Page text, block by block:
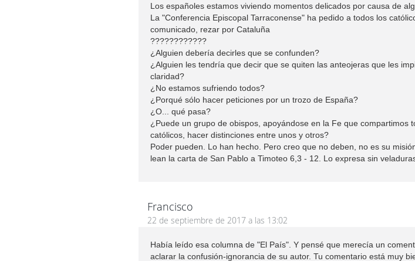
Los españoles estamos viviendo momentos delicados por causa de
La "Conferencia Episcopal Tarraconense" ha pedido a todos los
comunicado, rezar por Cataluña
????????????
¿Alguien debería decirles que se confunden?
¿Alguien les tendría que decir que se quiten las anteojeras que les
claridad?
¿No estamos sufriendo todos?
¿Porqué sólo hacer peticiones por un trozo de España?
¿O... qué pasa?
¿Puede un grupo de obispos, apoyándose en la Fe que compartimos
católicos, hacer distinciones entre unos y otros?
Poder pueden. Lo han hecho. Pero creo que no deben, no es su
lean la carta de San Pablo a Timoteo 6,3 - 12. Lo expresa sin
Francisco
22 de septiembre de 2017 a las 13:02
Había leído esa columna de "El País". Y pensé que merecía un
aclarar la confusión-ignorancia de su autor. Tu comentario está muy